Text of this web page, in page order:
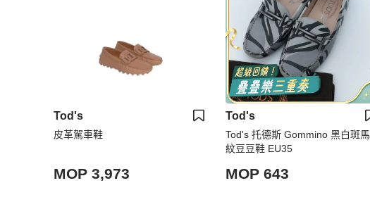
Tod's
皮革駕車鞋
MOP 3,973
Tod's
Tod's 托德斯 Gommino 黑白斑馬
紋豆豆鞋 EU35
MOP 643